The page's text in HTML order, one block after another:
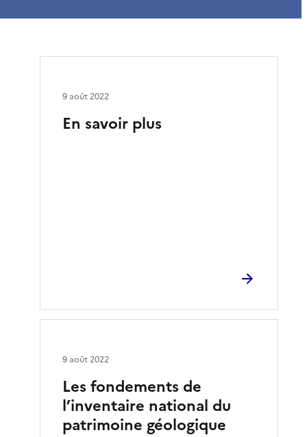
En savoir plus
9 août 2022
Les fondements de
l’inventaire national du
patrimoine géologique
9 août 2022